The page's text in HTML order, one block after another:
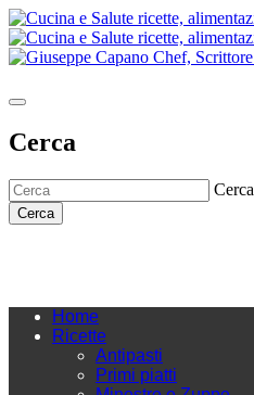
Cerca
Cerca
Cerca
Home
Ricette
Antipasti
Primi piatti